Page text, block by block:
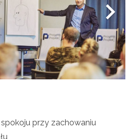
przy zachowaniu